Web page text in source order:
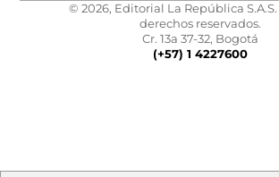
© 2026, Editorial La República S.A.S.
derechos reservados.
Cr. 13a 37-32, Bogotá
(+57) 1 4227600